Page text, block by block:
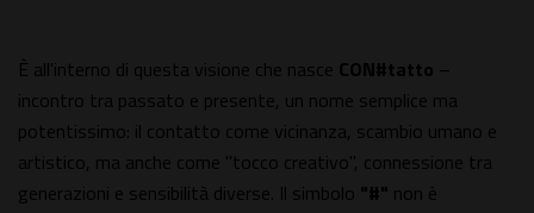
È all'interno di questa visione che nasce CON#tatto –
incontro tra passato e presente, un nome semplice ma
potentissimo: il contatto come vicinanza, scambio umano e
artistico, ma anche come "tocco creativo", connessione tra
generazioni e sensibilità diverse. Il simbolo "#" non è